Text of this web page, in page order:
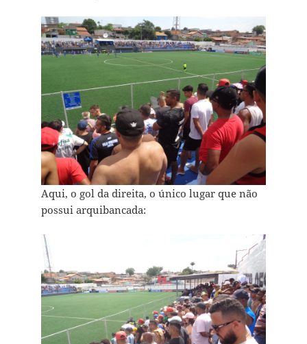
Aqui, o gol da direita, o único lugar que não
possui arquibancada: